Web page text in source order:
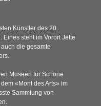
Künstler des 20.
steht im Vorort Jette
die gesamte
Museen für Schöne
«Mont des Arts» im
Sammlung von